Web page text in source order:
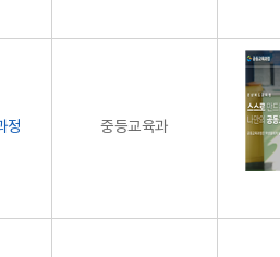
정 중등교육과